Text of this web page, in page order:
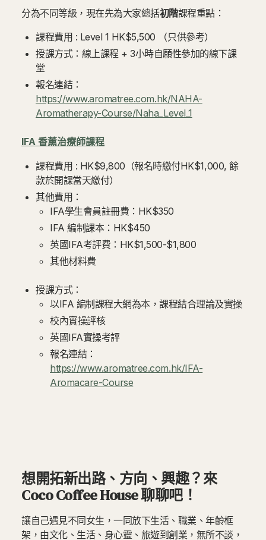
分為不同等級，現在先為大家總括初階課程重點：
課程費用 : Level 1 HK$5,500 （只供參考）
授課方式：線上課程 + 3小時自願性參加的線下課
堂
報名連結：
https://www.aromatree.com.hk/NAHA-
Aromatherapy-Course/Naha_Level_1
IFA 香薰治療師課程
課程費用 : HK$9,800（報名時繳付HK$1,000, 餘
款於開課當天繳付）
其他費用：
IFA學生會員註冊費：HK$350
IFA 編制課本：HK$450
英國IFA考評費：HK$1,500-$1,800
其他材料費
授課方式：
以IFA 編制課程大網為本，課程結合理論及實操
校內實操評核
英國IFA實操考評
報名連結：
https://www.aromatree.com.hk/IFA-
Aromacare-Course
想開拓新出路、方向、興趣？來
Coco Coffee House 聊聊吧！
讓自己遇見不同女生，一同放下生活、職業、年齡框
架，由文化、生活、身心靈、旅遊到創業，無所不談，